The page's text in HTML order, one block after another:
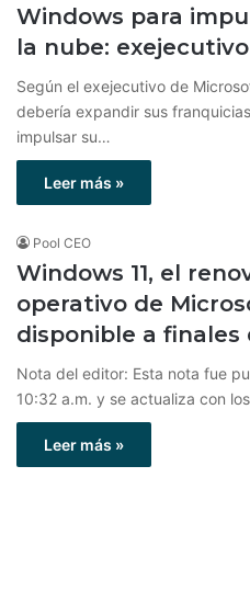
Windows para
la nube: exejecutivo
Según el exejecutivo de
debería expandir sus
impulsar su…
Leer más »
Pool CEO
Windows 11, el
operativo de
disponible a finales
Nota del editor: Esta nota fue
10:32 a.m. y se actualiza con
Leer más »